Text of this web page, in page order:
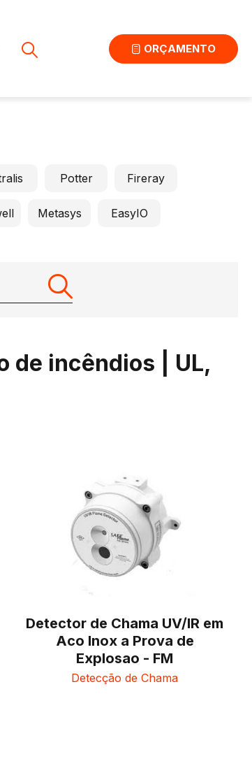
ORÇAMENTO
Potter Fireray
Metasys EasyIO
de incêndios | UL,
Detector de Chama UV/IR em
Aco Inox a Prova de
Explosao - FM
Detecção de Chama